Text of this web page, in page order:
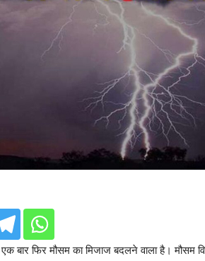
बार फिर मौसम का मिजाज बदलने वाला है। मौसम